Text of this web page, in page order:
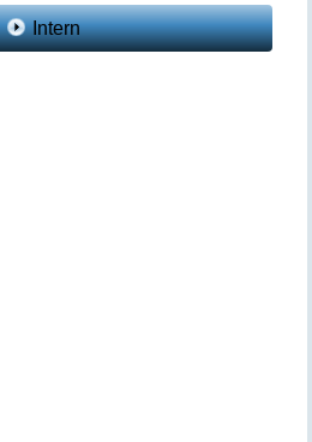
Intern